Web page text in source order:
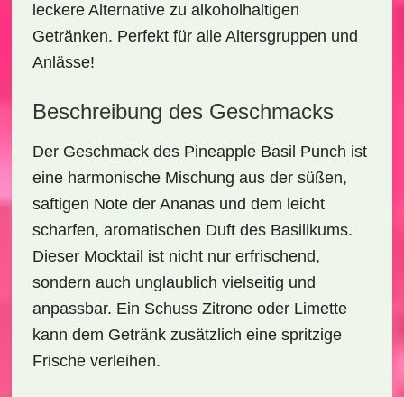
leckere Alternative zu alkoholhaltigen
Getränken. Perfekt für alle Altersgruppen und
Anlässe!
Beschreibung des Geschmacks
Der Geschmack des Pineapple Basil Punch ist
eine harmonische Mischung aus der süßen,
saftigen Note der Ananas und dem leicht
scharfen, aromatischen Duft des Basilikums.
Dieser Mocktail ist nicht nur erfrischend,
sondern auch unglaublich vielseitig und
anpassbar. Ein Schuss Zitrone oder Limette
kann dem Getränk zusätzlich eine spritzige
Frische verleihen.